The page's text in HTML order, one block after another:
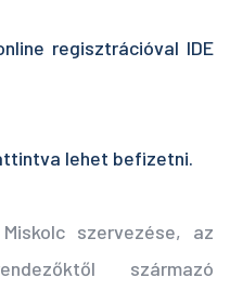
regisztrációval IDE
lehet befizetni.
szervezése, az
származó